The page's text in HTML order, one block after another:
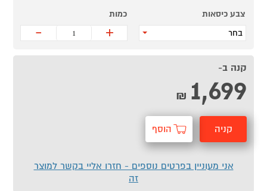
צבע כיסאות
בחר
כמות
+
-
קנה ב-
1,699
₪
קניה הוסף
אני מעוניין בפרטים נוספים - חזרו אליי בקשר למוצר
זה